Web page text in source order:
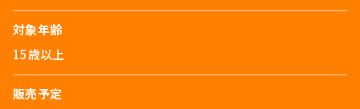
対象年齢
15歳以上
販売予定